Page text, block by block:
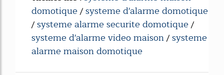
domotique/systeme d'alarme domotique
/systeme alarme securite domotique/
systeme d'alarme video maison/systeme
alarme maison domotique